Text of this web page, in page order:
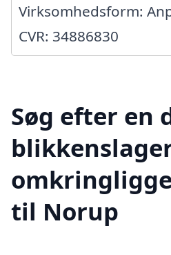
Virksomhedsform:
CVR: 34886830
Søg efter en
til Norup